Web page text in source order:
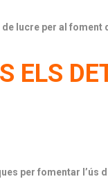
lucre per al foment
ELS
per fomentar l’ús